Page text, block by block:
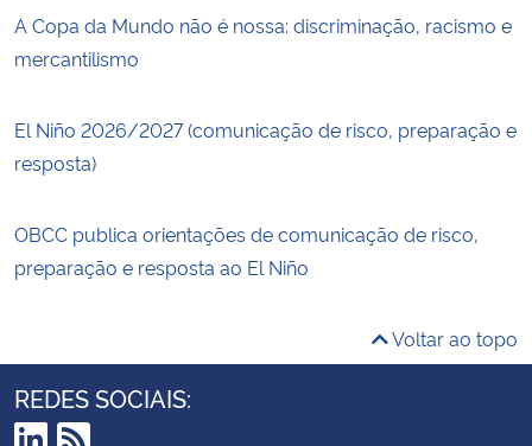
A Copa da Mundo não é nossa: discriminação, racismo e
mercantilismo
El Niño 2026/2027 (comunicação de risco, preparação e
resposta)
OBCC publica orientações de comunicação de risco,
preparação e resposta ao El Niño
Voltar ao topo
REDES SOCIAIS: